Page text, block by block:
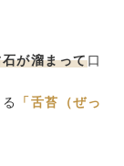
が溜まって口
「舌苔（ぜっ